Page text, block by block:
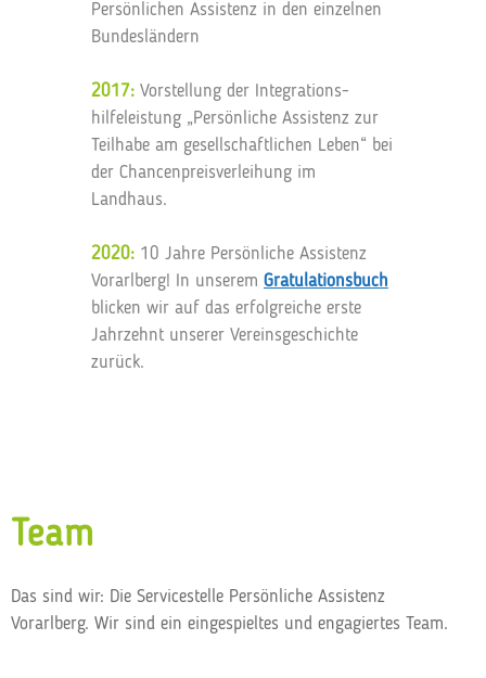
Persönlichen Assistenz in den einzelnen
Bundesländern
2017: Vorstellung der Integrations­
hilfeleistung „Persönliche Assistenz zur
Teilhabe am gesellschaftlichen Leben“ bei
der Chancenpreisverleihung im
Landhaus.
2020: 10 Jahre Persönliche Assistenz
Vorarlberg! In unserem Gratulationsbuch
blicken wir auf das erfolgreiche erste
Jahrzehnt unserer Vereinsgeschichte
zurück.
Team
Das sind wir: Die Servicestelle Persönliche Assistenz
Vorarlberg. Wir sind ein eingespieltes und engagiertes Team.